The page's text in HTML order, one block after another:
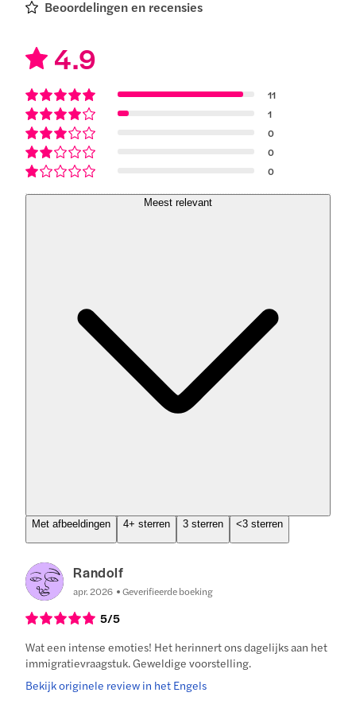
Beoordelingen en recensies
4.9
11
1
0
0
0
Meest relevant
Met afbeeldingen 4+ sterren 3 sterren <3 sterren
Randolf
apr. 2026 Geverifieerde boeking
5/5
Wat een intense emoties! Het herinnert ons dagelijks aan het
immigratievraagstuk. Geweldige voorstelling.
Bekijk originele review in het Engels